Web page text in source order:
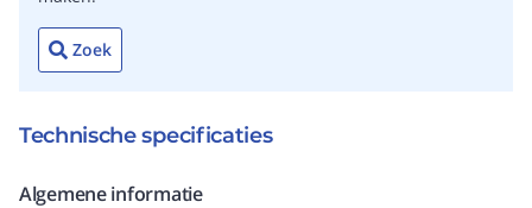
Zoek
Technische specificaties
Algemene informatie